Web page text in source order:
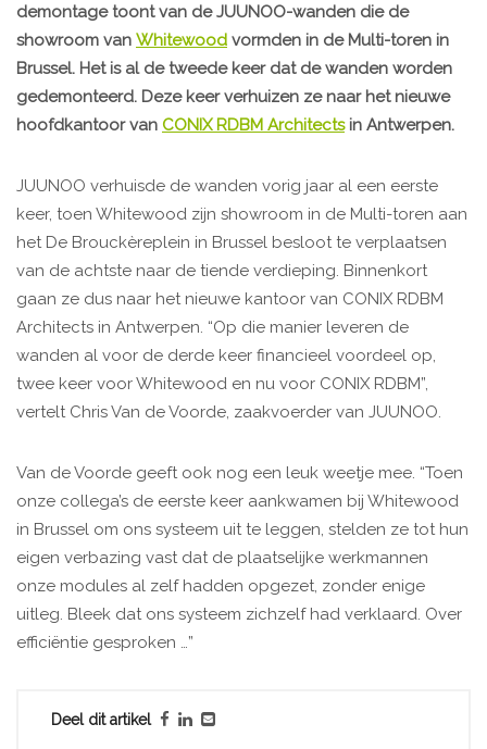
demontage toont van de JUUNOO-wanden die de
showroom van Whitewood vormden in de Multi-toren in
Brussel. Het is al de tweede keer dat de wanden worden
gedemonteerd. Deze keer verhuizen ze naar het nieuwe
hoofdkantoor van CONIX RDBM Architectsin Antwerpen.
JUUNOO verhuisde de wanden vorig jaar al een eerste
keer, toen Whitewood zijn showroom in de Multi-toren aan
het De Brouckèreplein in Brussel besloot te verplaatsen
van de achtste naar de tiende verdieping. Binnenkort
gaan ze dus naar het nieuwe kantoor van CONIX RDBM
Architects in Antwerpen. “Op die manier leveren de
wanden al voor de derde keer financieel voordeel op,
twee keer voor Whitewood en nu voor CONIX RDBM”,
vertelt Chris Van de Voorde, zaakvoerder van JUUNOO.
Van de Voorde geeft ook nog een leuk weetje mee. “Toen
onze collega’s de eerste keer aankwamen bij Whitewood
in Brussel om ons systeem uit te leggen, stelden ze tot hun
eigen verbazing vast dat de plaatselijke werkmannen
onze modules al zelf hadden opgezet, zonder enige
uitleg. Bleek dat ons systeem zichzelf had verklaard. Over
efficiëntie gesproken …”
Deel dit artikel